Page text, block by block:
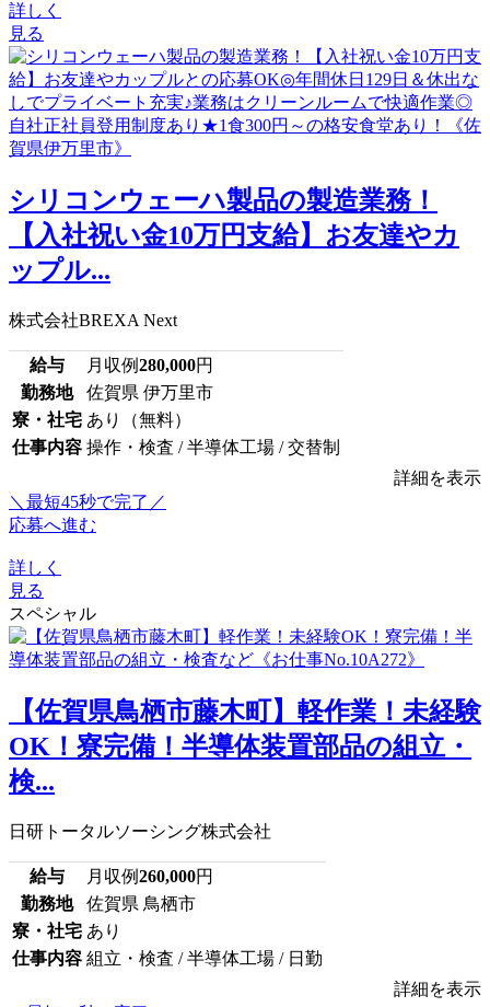
詳しく
見る
シリコンウェーハ製品の製造業務！
【入社祝い金10万円支給】お友達やカ
ップル...
株式会社BREXA Next
給与 月収例280,000円
勤務地
佐賀県 伊万里市
寮・社宅 あり（無料）
仕事内容 操作・検査 / 半導体工場 / 交替制
詳細を表示
＼最短45秒で完了／
応募へ進む
詳しく
見る
スペシャル
【佐賀県鳥栖市藤木町】軽作業！未経験
OK！寮完備！半導体装置部品の組立・
検...
日研トータルソーシング株式会社
給与 月収例260,000円
勤務地
佐賀県 鳥栖市
寮・社宅 あり
仕事内容 組立・検査 / 半導体工場 / 日勤
詳細を表示